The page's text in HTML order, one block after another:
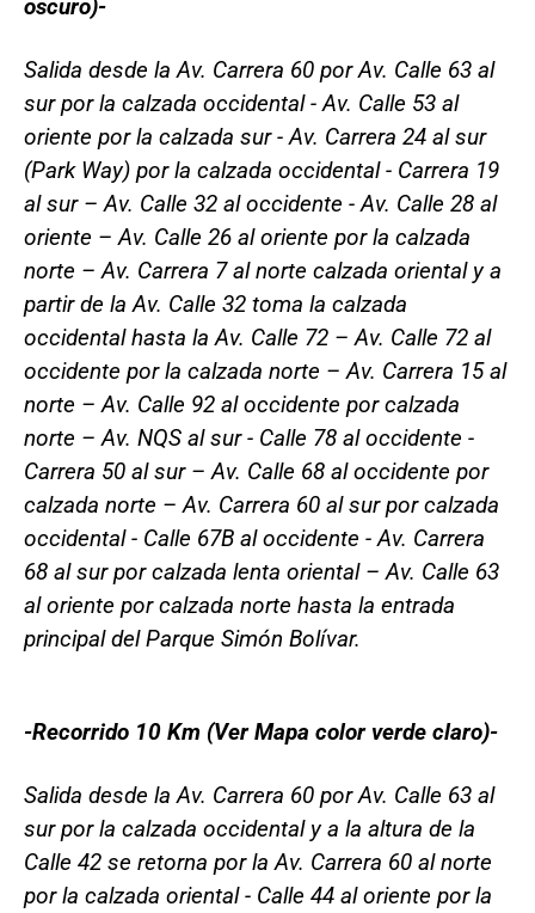
oscuro)-
Salida desde la Av. Carrera 60 por Av. Calle 63 al
sur por la calzada occidental - Av. Calle 53 al
oriente por la calzada sur - Av. Carrera 24 al sur
(Park Way) por la calzada occidental - Carrera 19
al sur – Av. Calle 32 al occidente - Av. Calle 28 al
oriente – Av. Calle 26 al oriente por la calzada
norte – Av. Carrera 7 al norte calzada oriental y a
partir de la Av. Calle 32 toma la calzada
occidental hasta la Av. Calle 72 – Av. Calle 72 al
occidente por la calzada norte – Av. Carrera 15 al
norte – Av. Calle 92 al occidente por calzada
norte – Av. NQS al sur - Calle 78 al occidente -
Carrera 50 al sur – Av. Calle 68 al occidente por
calzada norte – Av. Carrera 60 al sur por calzada
occidental - Calle 67B al occidente - Av. Carrera
68 al sur por calzada lenta oriental – Av. Calle 63
al oriente por calzada norte hasta la entrada
principal del Parque Simón Bolívar.
-Recorrido 10 Km (Ver Mapa color verde claro)-
Salida desde la Av. Carrera 60 por Av. Calle 63 al
sur por la calzada occidental y a la altura de la
Calle 42 se retorna por la Av. Carrera 60 al norte
por la calzada oriental - Calle 44 al oriente por la